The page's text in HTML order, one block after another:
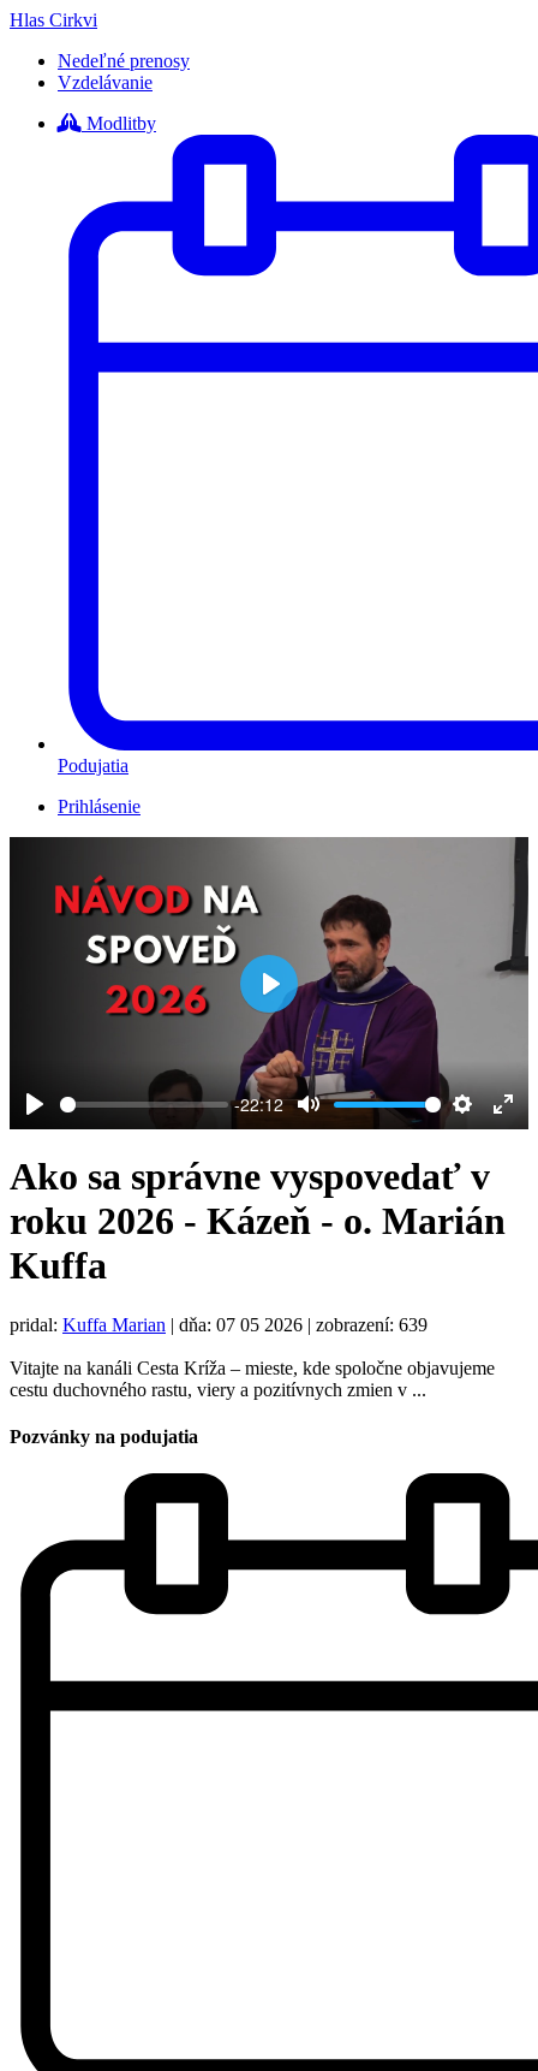
Hlas Cirkvi
Nedeľné prenosy
Vzdelávanie
Modlitby
Podujatia
Prihlásenie
Play
-22:12
Mute Settings
Play
Ako sa správne vyspovedať v
roku 2026 - Kázeň - o. Marián
Kuffa
pridal: Kuffa Marian | dňa: 07 05 2026 | zobrazení: 639
Vitajte na kanáli Cesta Kríža – mieste, kde spoločne objavujeme
cestu duchovného rastu, viery a pozitívnych zmien v ...
Pozvánky na podujatia